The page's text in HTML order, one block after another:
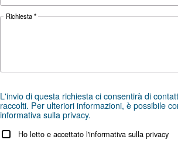
Cerchi il prodotto
applicazione?